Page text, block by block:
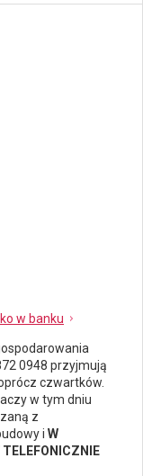
w banku
0948 przyjmują
czwartków.
w tym dniu
z
i W